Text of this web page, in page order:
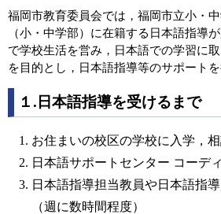
福岡市教育委員会では，福岡市立小・
（小・中学部）に在籍する日本語指導
で学校生活を営み，日本語での学習に
を目的とし，日本語指導等のサポートを
１.日本語指導を受けるまで
お住まいの校区の学校に入学，
日本語サポートセンター コーデ
日本語指導担当教員や日本語指
（週に数時間程度）